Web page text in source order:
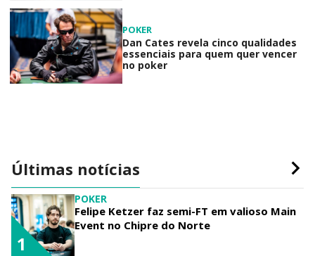
POKER
Dan Cates revela cinco qualidades
essenciais para quem quer vencer
no poker
Últimas notícias
POKER
Felipe Ketzer faz semi-FT em valioso Main
Event no Chipre do Norte
1